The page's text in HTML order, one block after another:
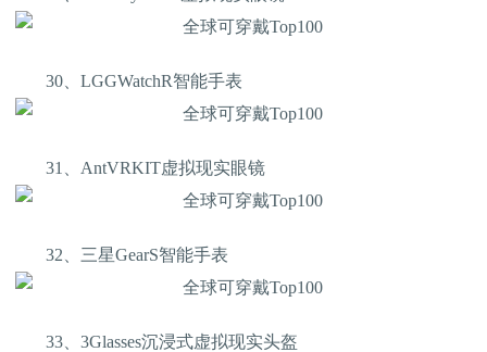
30、LGGWatchR智能手表
31、AntVRKIT虚拟现实眼镜
32、三星GearS智能手表
33、3Glasses沉浸式虚拟现实头盔